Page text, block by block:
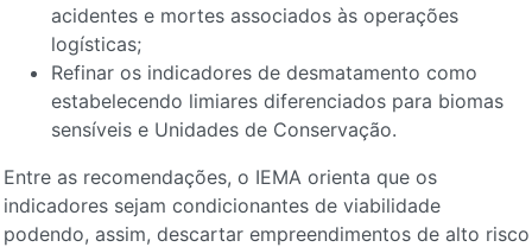
acidentes e mortes associados às operações
logísticas;
Refinar os indicadores de desmatamento como
estabelecendo limiares diferenciados para biomas
sensíveis e Unidades de Conservação.
Entre as recomendações, o IEMA orienta que os
indicadores sejam condicionantes de viabilidade
podendo, assim, descartar empreendimentos de alto risco